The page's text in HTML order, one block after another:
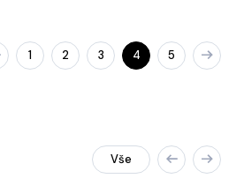
1 2 3 4 5
Vše